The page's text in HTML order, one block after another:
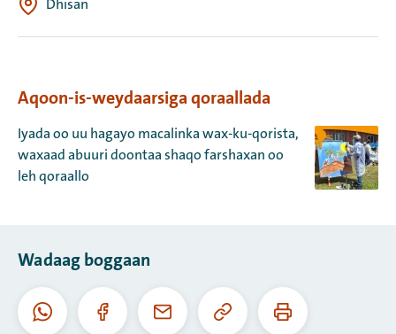
Dhisan
Aqoon-is-weydaarsiga qoraallada
Iyada oo uu hagayo macalinka wax-ku-qorista,
waxaad abuuri doontaa shaqo farshaxan oo
leh qoraallo
Wadaag boggaan
WhatsappFacebookI-
Koobiyee Daabac